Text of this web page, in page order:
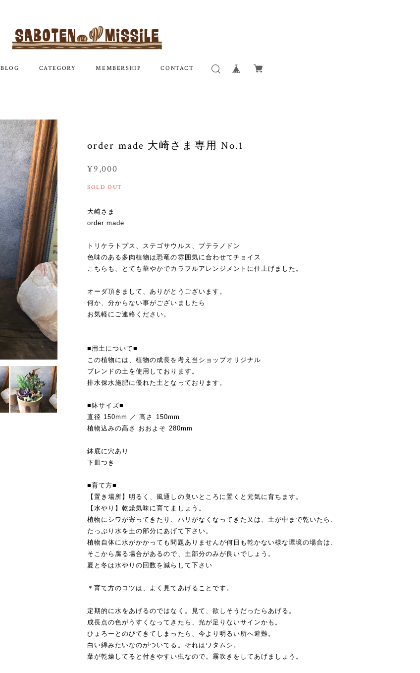
BLOG CATEGORY MEMBERSHIP CONTACT
order made 大崎さま専用 No.1
¥9,000
SOLD OUT
大崎さま
order made
トリケラトプス、ステゴサウルス、プテラノドン
色味のある多肉植物は恐竜の雰囲気に合わせてチョイス
こちらも、とても華やかでカラフルアレンジメントに仕上げました。
オーダ頂きまして、ありがとうございます。
何か、分からない事がございましたら
お気軽にご連絡ください。
■用土について■
この植物には、植物の成長を考え当ショップオリジナル
ブレンドの土を使用しております。
排水保水施肥に優れた土となっております。
■鉢サイズ■
直径 150mm ／ 高さ 150mm
植物込みの高さ おおよそ 280mm
鉢底に穴あり
下皿つき
■育て方■
【置き場所】明るく、風通しの良いところに置くと元気に育ちます。
【水やり】乾燥気味に育てましょう。
植物にシワが寄ってきたり、ハリがなくなってきた又は、土が中まで乾いたら、
たっぷり水を土の部分にあげて下さい。
植物自体に水がかかっても問題ありませんが何日も乾かない様な環境の場合は、
そこから腐る場合があるので、土部分のみが良いでしょう。
夏と冬は水やりの回数を減らして下さい
＊育て方のコツは、よく見てあげることです。
定期的に水をあげるのではなく。見て、欲しそうだったらあげる。
成長点の色がうすくなってきたら、光が足りないサインかも。
ひょろーとのびてきてしまったら、今より明るい所へ避難。
白い綿みたいなのがついてる。それはワタムシ。
葉が乾燥してると付きやすい虫なので。霧吹きをしてあげましょう。